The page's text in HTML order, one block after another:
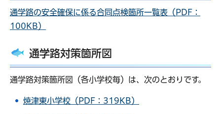
通学路の安全確保に係る合同点検箇所一覧表（PDF：
100KB）
通学路対策箇所図
通学路対策箇所図（各小学校毎）は、次のとおりです。
焼津東小学校（PDF：319KB）